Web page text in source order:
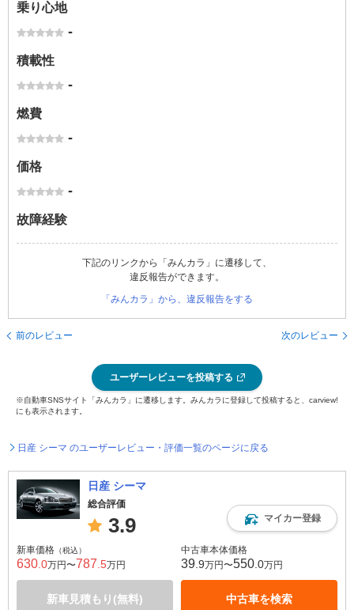
乗り心地
-
積載性
-
燃費
-
価格
-
故障経験
下記のリンクから「みんカラ」に遷移して、
違反報告ができます。
「みんカラ」から、違反報告をする
前のレビュー 次のレビュー
ユーザーレビューを投稿する
※自動車SNSサイト「みんカラ」に遷移します。みんカラに登録して投稿すると、carview!
にも表示されます。
日産 シーマ のユーザーレビュー・評価一覧のページに戻る
日産 シーマ
総合評価
3.9 マイカー登録
新車価格 （税込）
630 .0万円〜787 .5万円
新車見積もり(無料)
中古車本体価格
39 .9万円〜550 .0万円
中古車を検索